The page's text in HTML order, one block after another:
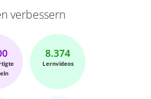
verbessern
8.374
Lernvideos